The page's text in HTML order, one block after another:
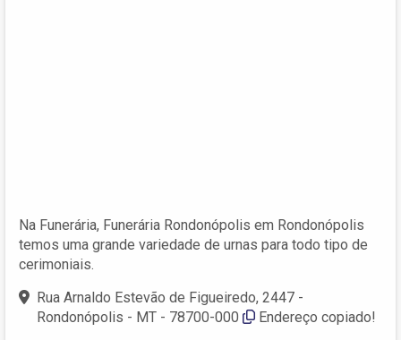
Na Funerária, Funerária Rondonópolis em Rondonópolis
temos uma grande variedade de urnas para todo tipo de
cerimoniais.
Rua Arnaldo Estevão de Figueiredo, 2447 -
Rondonópolis - MT - 78700-000
Endereço copiado!